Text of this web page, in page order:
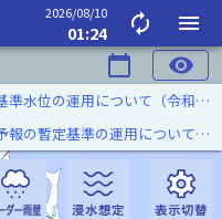
2026/08/10
01:24 autorenew
menu
calendar_today visibility
令和８年熊本地震に伴う水防警報の暫定基準水位の運用について（令和８年８月７日）
「令和８年熊本地震」に伴う球磨川洪水予報の暫定基準の運用について（令和８年８月５日）